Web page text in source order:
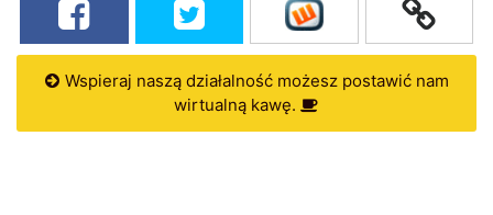
Wspieraj naszą działalność możesz postawić nam
wirtualną kawę.